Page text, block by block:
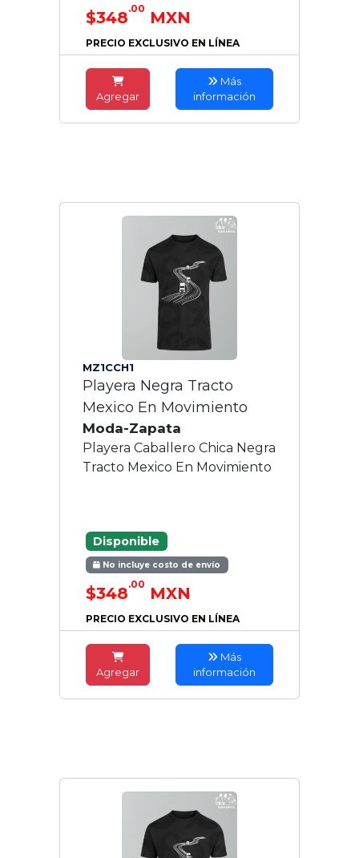
$348.00 MXN
PRECIO EXCLUSIVO EN LÍNEA
Agregar
Más
información
MZ1CCH1
Playera Negra Tracto
Mexico En Movimiento
Moda-Zapata
Playera Caballero Chica Negra
Tracto Mexico En Movimiento
Disponible
No incluye costo de envío
$348.00 MXN
PRECIO EXCLUSIVO EN LÍNEA
Agregar
Más
información